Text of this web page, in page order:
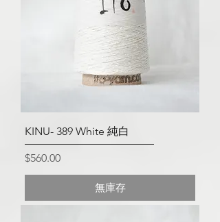
KINU- 389 White 純白
價格
$560.00
無庫存